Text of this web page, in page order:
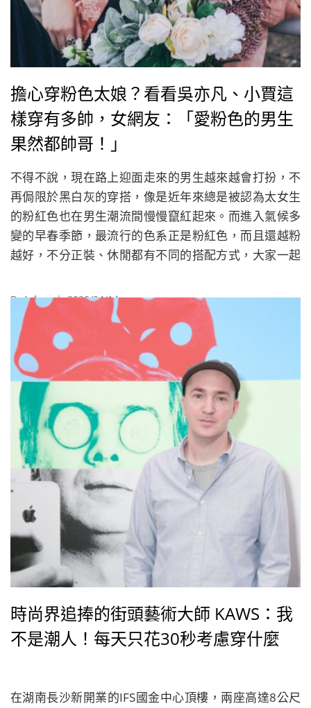
擔心穿粉色太娘？看看吳亦凡、小賈這
樣穿有多帥，女網友：「愛粉色的男生
果然都帥哥！」
不得不說，現在路上迎面走來的男生越來越會打扮，不
再侷限於黑白灰的穿搭，像是近年來總是被認為太女生
的粉紅色也在男生潮流間慢慢竄紅起來。而進入氣候多
變的早春季節，最流行的色系正是粉紅色，而且還越粉
越好，不分正裝、休閒都有不同的搭配方式，大家一起
ByJuksy| 2020/04/14
時尚界追捧的街頭藝術大師 KAWS：我
不是潮人！每天只花30秒考慮穿什麼
在湖南長沙新開業的IFS國金中心頂樓，兩座高達8公尺